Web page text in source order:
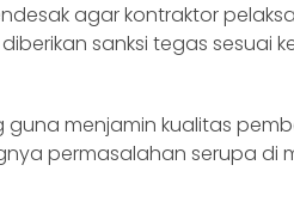
agar kontraktor
sanksi tegas sesuai
guna menjamin kualitas
permasalahan serupa di